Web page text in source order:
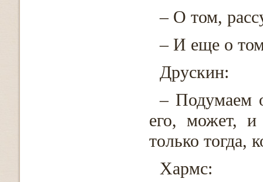
– О том,
– И еще о
Друскин:
– Подумаем
его, может,
только тогда,
Хармс: